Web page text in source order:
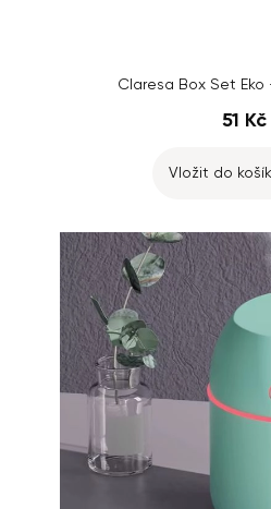
Claresa Box Set Eko
51 Kč
Vložit do